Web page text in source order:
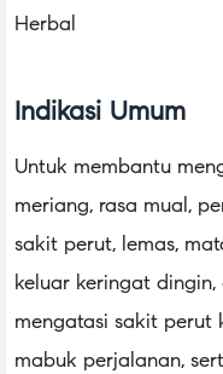
Herbal
Indikasi Umum
Untuk membantu
meriang, rasa mual,
sakit perut, lemas,
keluar keringat
mengatasi sakit perut
mabuk perjalanan,